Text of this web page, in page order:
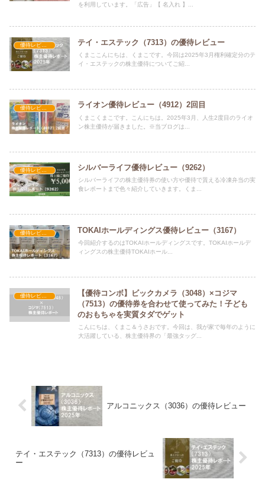
を利用しています。「広告」【 名入れ 】...
テイ・エステック（7313）の優待レビュー
くまここんにちは、くまこです。今回は2025年3月権利確定分のテ
イ・エステックの株主優待についてご紹...
ライオン優待レビュー（4912）2回目
くまこくまこです。こんにちは。2025年3月、人生2度目のライオ
ン株主優待が届きました。※当ブログは...
優待レビュー シルバーライフ優待レビュー（9262）
シルバーライフの株主優待券の使い方や優待で貰える冷凍弁当の実
食レポートまで色々紹介していきます。くま...
優待レビュー TOKAIホールディングス優待レビュー（3167）
今回紹介するのはTOKAIホールディングスです。TOKAIホールデ
ィングスの株主優待TOKAIホール...
【優待コンボ】ビックカメラ（3048）×コジマ
（7513）の優待券を合わせて使ってみた！子ども
のおもちゃを実質タダでゲット
こんにちは、くまこ＆うさおです。今回は、我が家で毎年のように
大活躍している、株主優待界の「最強タッグ...
アルコニックス（3036）の優待レビュー
テイ・エステック（7313）の優待レビュ
ー